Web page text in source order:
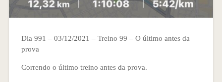
Dia 991 – 03/12/2021 – Treino 99 – O último antes da
prova
Correndo o último treino antes da prova.